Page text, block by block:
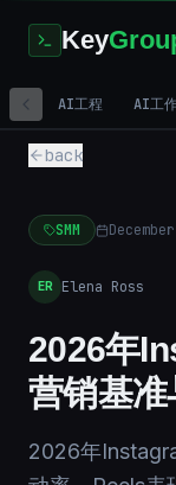
Key
AI工程 AI工
back
SMM
ER Elena Ross
2026年
营销基
2026年